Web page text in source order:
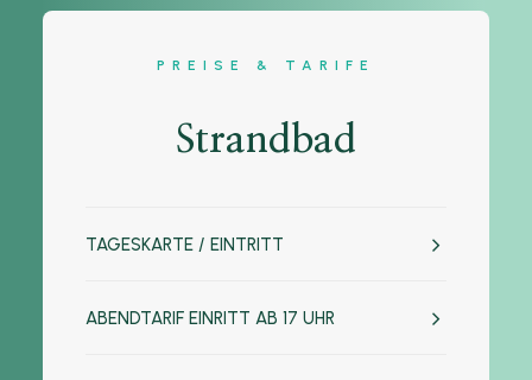
PREISE & TARIFE
Strandbad
TAGESKARTE / EINTRITT
ABENDTARIF EINRITT AB 17 UHR